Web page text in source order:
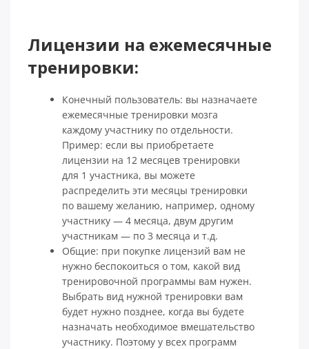
Лицензии на ежемесячные
тренировки:
Конечный пользователь: вы назначаете
ежемесячные тренировки мозга
каждому участнику по отдельности.
Пример: если вы приобретаете
лицензии на 12 месяцев тренировки
для 1 участника, вы можете
распределить эти месяцы тренировки
по вашему желанию, например, одному
участнику — 4 месяца, двум другим
участникам — по 3 месяца и т.д.
Общие: при покупке лицензий вам не
нужно беспокоиться о том, какой вид
тренировочной программы вам нужен.
Выбрать вид нужной тренировки вам
будет нужно позднее, когда вы будете
назначать необходимое вмешательство
участнику. Поэтому у всех программ